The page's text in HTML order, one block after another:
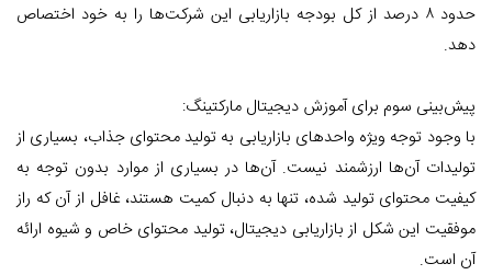
حدود ۸ درصد از کل بودجه بازاریابی این شرکت‌ها را به خود اختصاص
دهد.
پیش‌بینی سوم برای آموزش دیجیتال مارکتینگ:
با وجود توجه ویژه واحد‌های بازاریابی به تولید محتوای جذاب، بسیاری از
تولیدات آن‌ها ارزشمند نیست. آن‌ها در بسیاری از موارد بدون توجه به
کیفیت محتوای تولید شده، تنها به دنبال کمیت هستند، غافل از آن که راز
موفقیت این شکل از بازاریابی دیجیتال، تولید محتوای خاص و شیوه ارائه
آن است.